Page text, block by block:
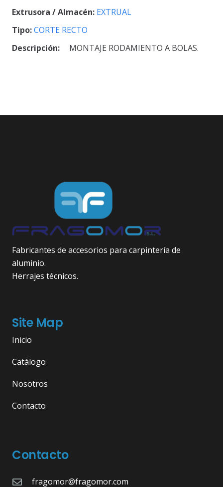
Extrusora / Almacén: EXTRUAL
Tipo:CORTE RECTO
Descripción:
MONTAJE RODAMIENTO A BOLAS.
Fabricantes de accesorios para carpintería de
aluminio.
Herrajes técnicos.
Site Map
Inicio
Catálogo
Nosotros
Contacto
Contacto
fragomor@fragomor.com